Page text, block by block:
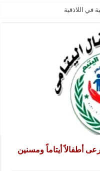
في اللاذقية
أطفالاً أيتاماً ومسنين